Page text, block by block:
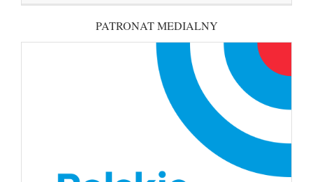
PATRONAT MEDIALNY